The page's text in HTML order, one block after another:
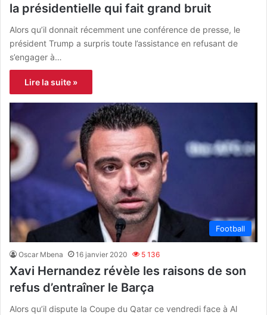
la présidentielle qui fait grand bruit
Alors qu’il donnait récemment une conférence de presse, le
président Trump a surpris toute l’assistance en refusant de
s’engager à…
Lire la suite »
Football
Oscar Mbena 16 janvier 2020 5 136
Xavi Hernandez révèle les raisons de son
refus d’entraîner le Barça
Alors qu’il dispute la Coupe du Qatar ce vendredi face à Al